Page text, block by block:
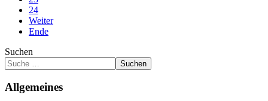
24
Weiter
Ende
Suchen
Suchen
Allgemeines